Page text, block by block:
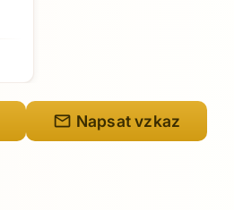
mail Napsat vzkaz